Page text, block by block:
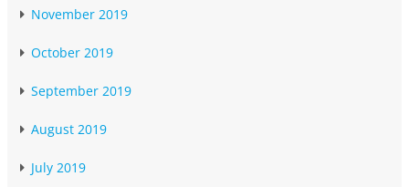
November 2019
October 2019
September 2019
August 2019
July 2019